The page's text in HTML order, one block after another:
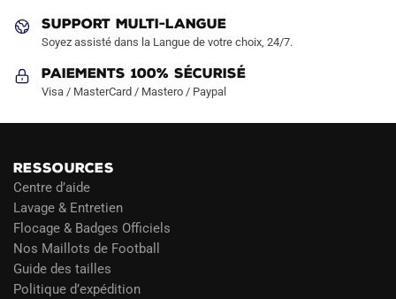
SUPPORT MULTI-LANGUE
Soyez assisté dans la Langue de votre choix, 24/7.
Paiements 100% Sécurisé
Visa / MasterCard / Mastero / Paypal
RESSOURCES
Centre d’aide
Lavage & Entretien
Flocage & Badges Officiels
Nos Maillots de Football
Guide des tailles
Politique d’expédition